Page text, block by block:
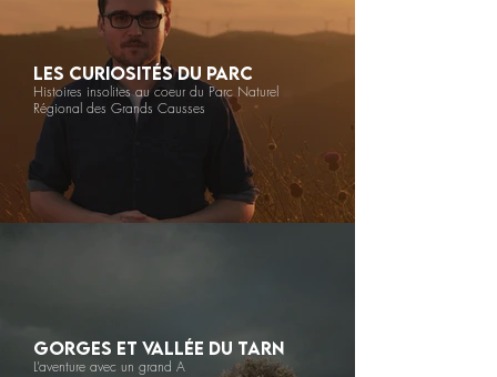
LES CURIOSITÉS DU PARC
Histoires insolites au coeur du Parc Naturel
Régional des Grands Causses
GORGES ET VALLÉE DU TARN
L’aventure avec un grand A